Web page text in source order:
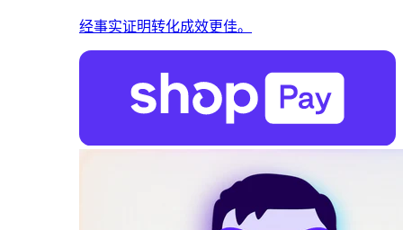
经事实证明转化成效更佳。